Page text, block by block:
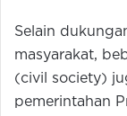
Selain
masyarakat,
(civil society)
pemerintahan